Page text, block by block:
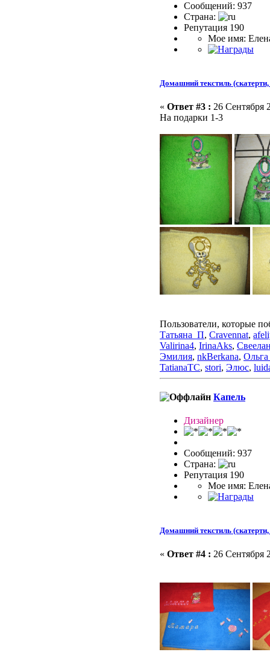
Сообщений: 937
Страна:
Репутация 190
Мое имя:
Домашний текстиль
« Ответ #3 : 26 Сентября
На подарки 1-3
Пользователи, которые
Татьяна_П, Cravennat,
Valirina4, IrinaAks,
Эмилия, nkBerkana,
TatianaTC, stori, Элюс,
Капель
Дизайнер
Сообщений: 937
Страна:
Репутация 190
Мое имя:
Домашний текстиль
« Ответ #4 : 26 Сентября